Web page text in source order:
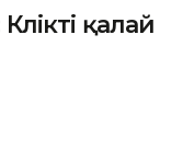
қалай